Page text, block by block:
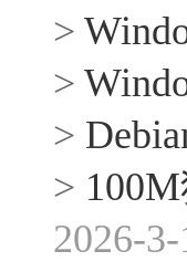
>
>
>
>
2026-